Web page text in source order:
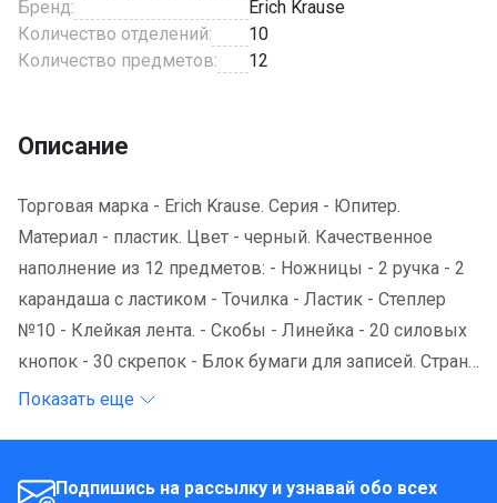
Бренд:
Erich Krause
Количество отделений:
10
Количество предметов:
12
Описание
Торговая марка - Erich Krause. Серия - Юпитер.
Материал - пластик. Цвет - черный. Качественное
наполнение из 12 предметов: - Ножницы - 2 ручка - 2
карандаша с ластиком - Точилка - Ластик - Степлер
№10 - Клейкая лента. - Скобы - Линейка - 20 силовых
кнопок - 30 скрепок - Блок бумаги для записей. Страна
происхождения - Китай.
Показать еще
Подпишись на рассылку и узнавай обо всех